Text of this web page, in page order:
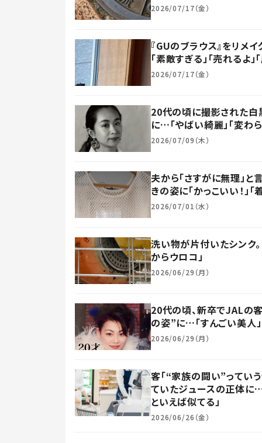
2026/07/17（金）
『GUのブラウス』をリメ
「素敵すぎる」「売れるよ」
2026/07/17（金）
20代の頃に撮影された
に…「やばい綺麗」「変わ
2026/07/09（木）
夫から「さすがに無理
きの姿に「かっこいい！」
2026/07/01（水）
洗い物が片付いたシンク。
からウロコ」
2026/06/29（月）
20代の頃、新卒でJALの
の姿”に…「すんごい美人
2026/06/29（月）
客「“家族の闘い”っていう
ていたジュースの正体に…
といえば似てる」
2026/06/26（金）